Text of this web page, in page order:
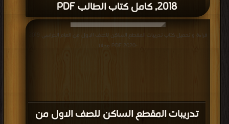
2018, كامل كتاب الطالب PDF
تدريبات المقطع الساكن للصف الاول من
قراءة و تحميل كتاب تدريبات المقطع الساكن للصف الاول من العام الدراسي 2019
-2020 PDF مجانا